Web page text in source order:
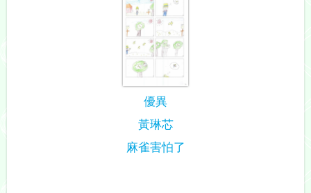
優異
黃琳芯
麻雀害怕了